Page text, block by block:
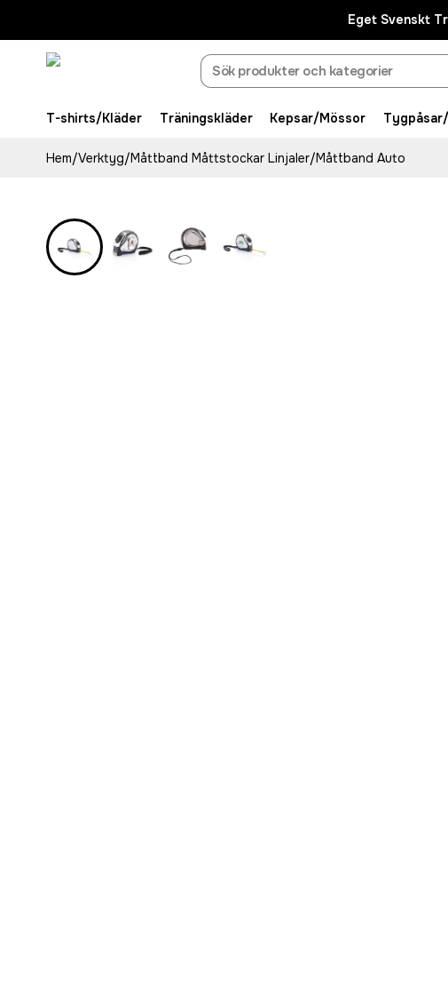
Eget Svenskt
T-shirts/Kläder Träningskläder Kepsar/Mössor
Hem/Verktyg/Måttband Måttstockar Linjaler/Måttband Auto